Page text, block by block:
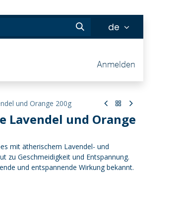
de
Anmelden
und Orange 200g
Lavendel und Orange
mit ätherischem Lavendel- und
zu Geschmeidigkeit und Entspannung.
und entspannende Wirkung bekannt.